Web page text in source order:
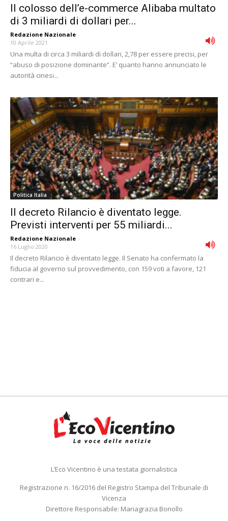
Il colosso dell’e-commerce Alibaba multato
di 3 miliardi di dollari per...
Redazione Nazionale -
10 Aprile 2021
Una multa di circa 3 miliardi di dollari, 2,78 per essere precisi, per
“abuso di posizione dominante”. E’ quanto hanno annunciato le
autorità cinesi...
Politica Italia
Il decreto Rilancio è diventato legge.
Previsti interventi per 55 miliardi...
Redazione Nazionale -
16 Luglio 2020
Il decreto Rilancio è diventato legge. Il Senato ha confermato la
fiducia al governo sul provvedimento, con 159 voti a favore, 121
contrari e...
L’Eco Vicentino è una testata giornalistica
Registrazione n. 16/2016 del Registro Stampa del Tribunale di
Vicenza
Direttore Responsabile: Mariagrazia Bonollo